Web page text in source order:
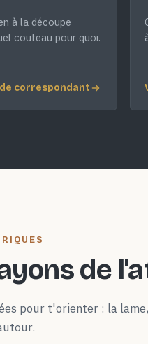
à la découpe
couteau pour quoi.
correspondant
de
pour t'orienter : la